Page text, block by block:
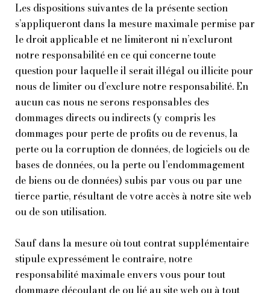
Les dispositions suivantes de la présente section
s’appliqueront dans la mesure maximale permise par
le droit applicable et ne limiteront ni n’excluront
notre responsabilité en ce qui concerne toute
question pour laquelle il serait illégal ou illicite pour
nous de limiter ou d’exclure notre responsabilité. En
aucun cas nous ne serons responsables des
dommages directs ou indirects (y compris les
dommages pour perte de profits ou de revenus, la
perte ou la corruption de données, de logiciels ou de
bases de données, ou la perte ou l’endommagement
de biens ou de données) subis par vous ou par une
tierce partie, résultant de votre accès à notre site web
ou de son utilisation.
Sauf dans la mesure où tout contrat supplémentaire
stipule expressément le contraire, notre
responsabilité maximale envers vous pour tout
dommage découlant de ou lié au site web ou à tout